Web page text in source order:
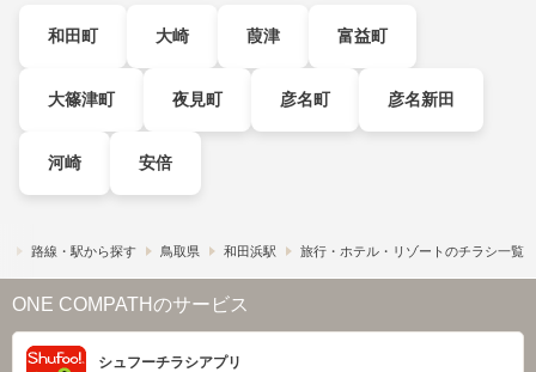
和田町 大崎 葭津 富益町
大篠津町 夜見町 彦名町 彦名新田
河崎 安倍
路線・駅から探す 鳥取県 和田浜駅 旅行・ホテル・リゾートのチラシ一覧
ONE COMPATHのサービス
シュフーチラシアプリ